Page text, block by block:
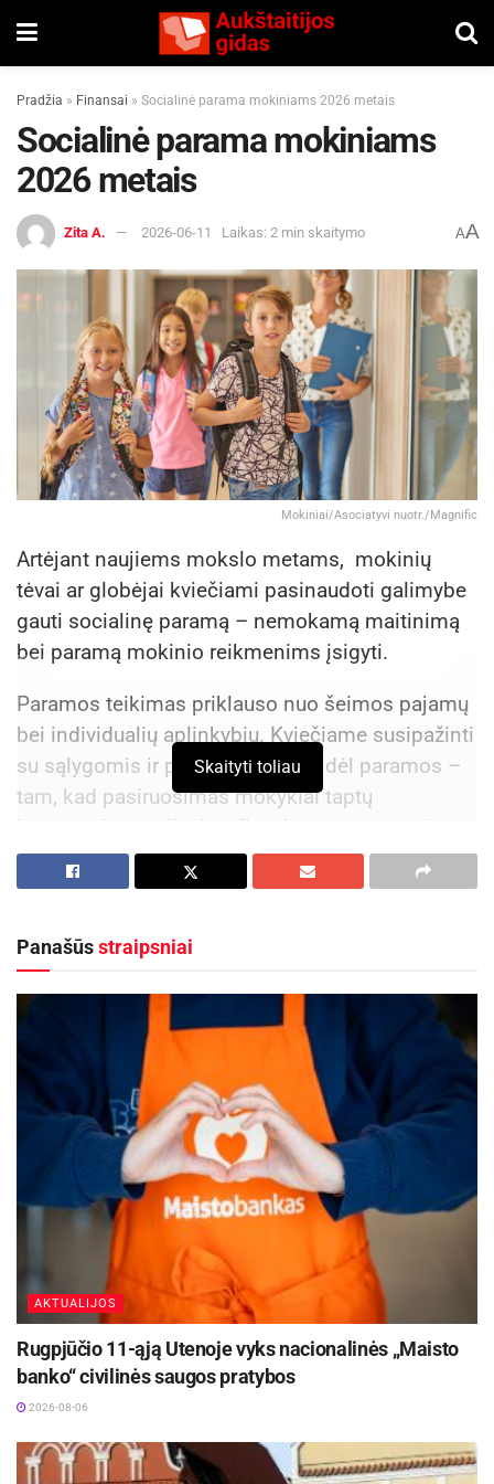
Pradžia » Finansai » Socialinė parama mokiniams 2026 metais
Socialinė parama mokiniams
2026 metais
Zita A. 2026-06-11 Laikas: 2 min skaitymo AA
Mokiniai/Asociatyvi nuotr./Magnific
Artėjant naujiems mokslo metams, mokinių
tėvai ar globėjai kviečiami pasinaudoti galimybe
gauti socialinę paramą – nemokamą maitinimą
bei paramą mokinio reikmenims įsigyti.
Paramos teikimas priklauso nuo šeimos pajamų
bei individualių aplinkybių. Kviečiame susipažinti
su sąlygomis ir prireikus kreiptis dėl paramos –
tam, kad pasiruošimas mokyklai taptų
lengvesnis, o vaikų kasdienybė – saugesnė ir
šviesesnė.
Nemokamą maitinimą.
SVARBU! Visi priešmokyklinukai, pirmokai ir
antrokai gauna nemokamus pietus be atskiro
tėvų prašymo.
Mokinio reikmenims įsigyti skiriama 2 bazinių
socialinių išmokų dydžio (BSI) (nuo 2026 m. sausio 1
d.– 148 Eur) suma vienam mokiniui per kalendorinius
metus.
Kas gali gauti socialinę paramą?
Aktualios naujienos
Kviečiama dalyvauti visoje Lietuvoje
Iki dešimtadalio skubiosios medicinos pagalbos
Skaityti toliau
Panašūsstraipsniai
AKTUALIJOS
Rugpjūčio 11-ąją Utenoje vyks nacionalinės „Maisto
banko“ civilinės saugos pratybos
2026-08-06